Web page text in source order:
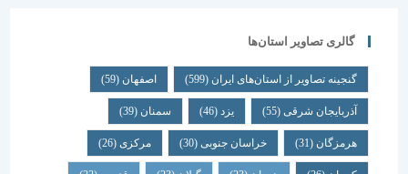
گالری تصاویر استان‌ها
گنجینه تصاویر از استان‌های ایران(599) اصفهان (59)
آذربایجان شرقی(55) یزد سمنان (39)
هرمزگان(31) خراسان جنوبی(30) مرکزی (26)